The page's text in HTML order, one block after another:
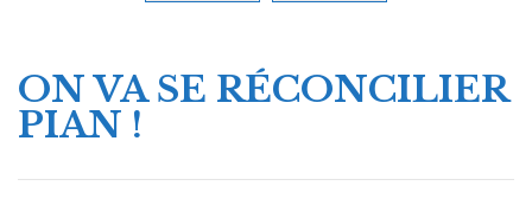
ON VA SE RÉCONCILIER
PIAN !